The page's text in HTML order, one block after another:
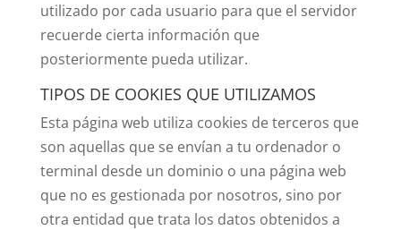
utilizado por cada usuario para que el servidor
recuerde cierta información que
posteriormente pueda utilizar.
TIPOS DE COOKIES QUE UTILIZAMOS
Esta página web utiliza cookies de terceros que
son aquellas que se envían a tu ordenador o
terminal desde un dominio o una página web
que no es gestionada por nosotros, sino por
otra entidad que trata los datos obtenidos a